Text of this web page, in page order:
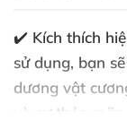
✔️ Kích thích
sử dụng, bạn
dương vật
và sự thỏa mãn.